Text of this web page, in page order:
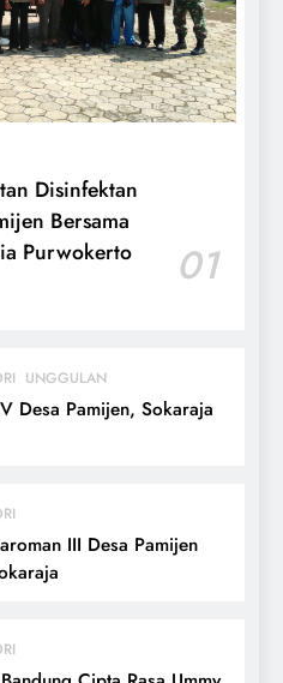
Disinfektan
Bersama
Purwokerto
01
UNGGULAN
Desa Pamijen, Sokaraja
III Desa Pamijen